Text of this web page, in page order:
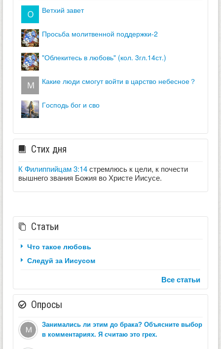
ветхий завет
просьба молитвенной поддержки-2
"облекитесь в любовь" (кол. 3гл.14ст.)
какие люди смогут войти в царство небесное？
господь бог и сво
Стих дня
К Филиппийцам 3:14стремлюсь к цели, к почести
вышнего звания Божия во Христе Иисусе.
Статьи
Что такое любовь
Следуй за Иисусом
Все статьи
Опросы
Занимались ли этим до брака? Объясните выбор
в комментариях. Я считаю это грех.